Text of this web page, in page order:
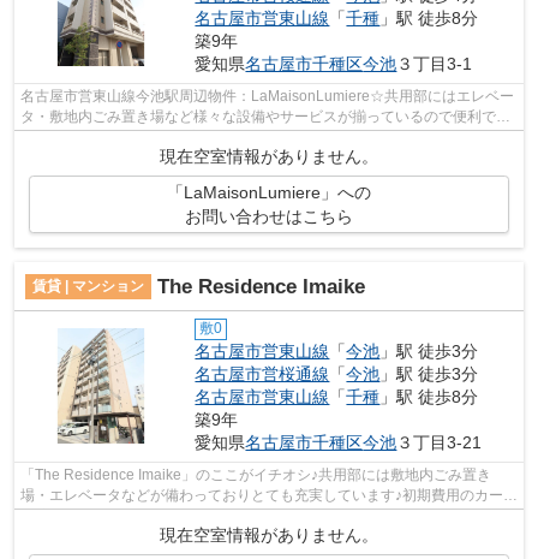
名古屋市営東山線 「千種 」駅 徒歩8分
築9年
愛知県名古屋市千種区今池３丁目3-1
名古屋市営東山線今池駅周辺物件：LaMaisonLumiere☆共用部にはエレベー
タ・敷地内ごみ置き場など様々な設備やサービスが揃っているので便利です
現在空室情報がありません。
「LaMaisonLumiere」への
お問い合わせはこちら
賃貸 | マンション The Residence Imaike
敷0
名古屋市営東山線 「今池 」駅 徒歩3分
名古屋市営桜通線 「今池 」駅 徒歩3分
名古屋市営東山線 「千種 」駅 徒歩8分
築9年
愛知県名古屋市千種区今池３丁目3-21
「The Residence Imaike」のここがイチオシ♪共用部には敷地内ごみ置き
場・エレベータなどが備わっておりとても充実しています♪初期費用のカード
決済ができます♪この物件は駅から徒歩4...
現在空室情報がありません。